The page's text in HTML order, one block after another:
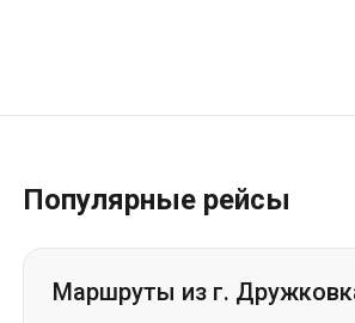
Популярные рейсы
Маршруты из г.